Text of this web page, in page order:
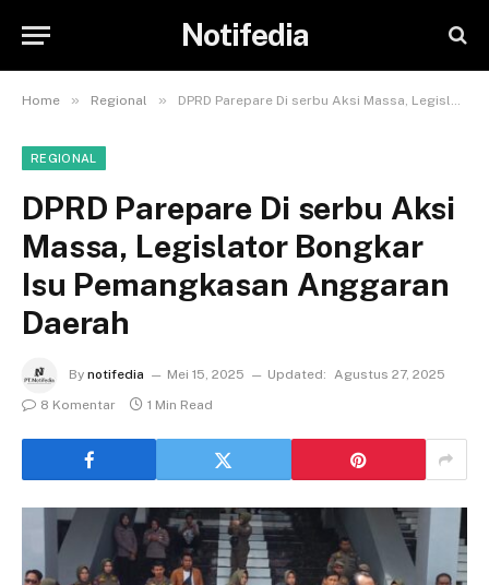
Notifedia
Home » Regional » DPRD Parepare Di serbu Aksi Massa, Legislator Bongkar Isu Pemangkasan Anggaran Daerah
REGIONAL
DPRD Parepare Di serbu Aksi
Massa, Legislator Bongkar
Isu Pemangkasan Anggaran
Daerah
By notifedia Mei 15, 2025 Updated: Agustus 27, 2025
8 Komentar
1 Min Read